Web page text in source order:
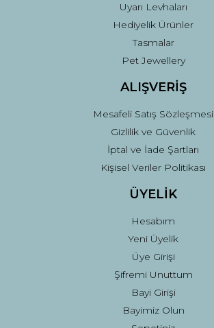
Uyarı Levhaları
Hediyelik Ürünler
Tasmalar
Pet Jewellery
ALIŞVERİŞ
Mesafeli Satış Sözleşmesi
Gizlilik ve Güvenlik
İptal ve İade Şartları
Kişisel Veriler Politikası
ÜYELİK
Hesabım
Yeni Üyelik
Üye Girişi
Şifremi Unuttum
Bayi Girişi
Bayimiz Olun